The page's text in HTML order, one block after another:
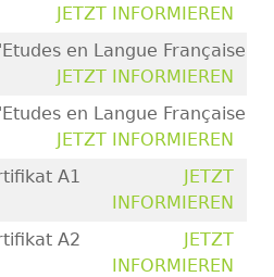
JETZT INFORMIEREN
en Langue Française
JETZT INFORMIEREN
en Langue Française
JETZT INFORMIEREN
A1
JETZT
INFORMIEREN
A2
JETZT
INFORMIEREN